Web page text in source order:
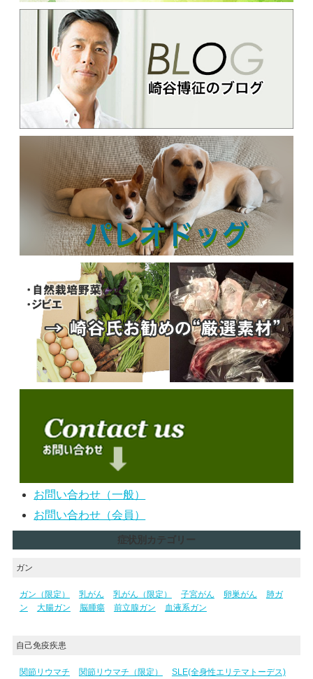
お問い合わせ（一般）
お問い合わせ（会員）
症状別カテゴリー
ガン
ガン（限定） 乳がん 乳がん（限定） 子宮がん 卵巣がん
肺ガ
ン
大腸ガン 脳腫瘍 前立腺ガン 血液系ガン
自己免疫疾患
関節リウマチ 関節リウマチ（限定）
SLE(全身性エリテマトーデス)